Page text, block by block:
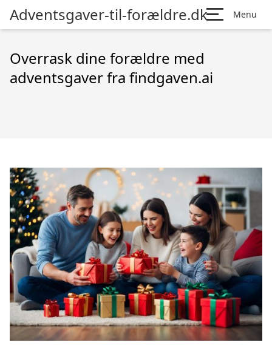
Adventsgaver-til-forældre.dk Menu
Overrask dine forældre med
adventsgaver fra findgaven.ai